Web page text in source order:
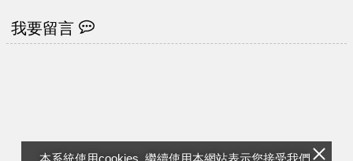
我要留言